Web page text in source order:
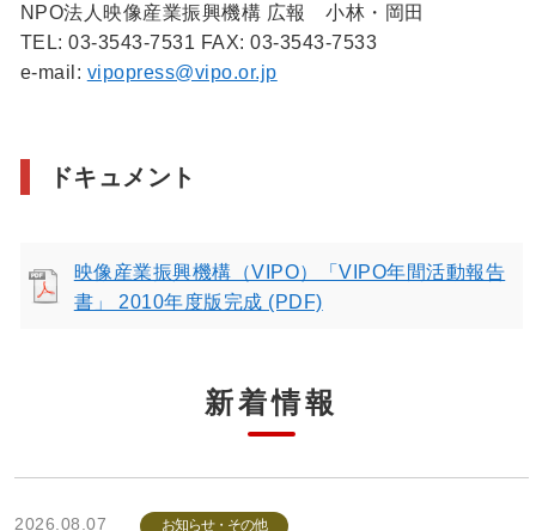
NPO法人映像産業振興機構 広報 小林・岡田
TEL: 03-3543-7531 FAX: 03-3543-7533
e-mail: vipopress@vipo.or.jp
ドキュメント
映像産業振興機構（VIPO）「VIPO年間活動報告
書」 2010年度版完成 (PDF)
新着情報
2026.08.07 お知らせ・その他